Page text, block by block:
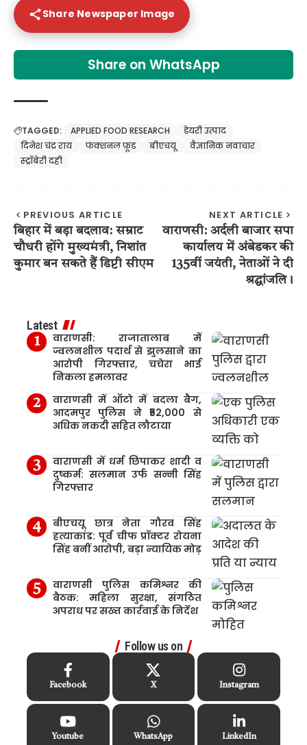
Share Newspaper Image
Share on WhatsApp
TAGGED: APPLIED FOOD RESEARCH
डेयरी उत्पाद
दिनेश चंद्र राय
फंक्शनल फ़ूड बीएचयू
वैज्ञानिक नवाचार
स्ट्रॉबेरी दही
PREVIOUS ARTICLE
बिहार में बड़ा बदलाव: सम्राट
चौधरी होंगे मुख्यमंत्री, निशांत
कुमार बन सकते हैं डिप्टी सीएम
NEXT ARTICLE
वाराणसी: अर्दली बाजार सपा
कार्यालय में अंबेडकर की
135वीं जयंती, नेताओं ने दी
श्रद्धांजलि।
Latest
वाराणसी: राजातालाब में
ज्वलनशील पदार्थ से झुलसाने का
आरोपी गिरफ्तार, चचेरा भाई
निकला हमलावर
वाराणसी में ऑटो में बदला बैग,
आदमपुर पुलिस ने ₹52,000 से
अधिक नकदी सहित लौटाया
वाराणसी में धर्म छिपाकर शादी व
दुष्कर्म: सलमान उर्फ सन्नी सिंह
गिरफ्तार
बीएचयू छात्र नेता गौरव सिंह
हत्याकांड: पूर्व चीफ प्रॉक्टर रोयना
सिंह बनीं आरोपी, बड़ा न्यायिक मोड़
वाराणसी पुलिस कमिश्नर की
बैठक: महिला सुरक्षा, संगठित
अपराध पर सख्त कार्रवाई के निर्देश
Follow us on
Facebook X Instagram
Youtube WhatsApp LinkedIn